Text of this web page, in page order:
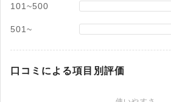
101~500
501~
口コミによる項目別評価